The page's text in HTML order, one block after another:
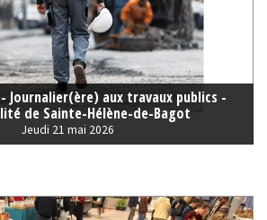
Journalier(ère) aux travaux publics -
de Sainte-Hélène-de-Bagot
Jeudi 21 mai 2026